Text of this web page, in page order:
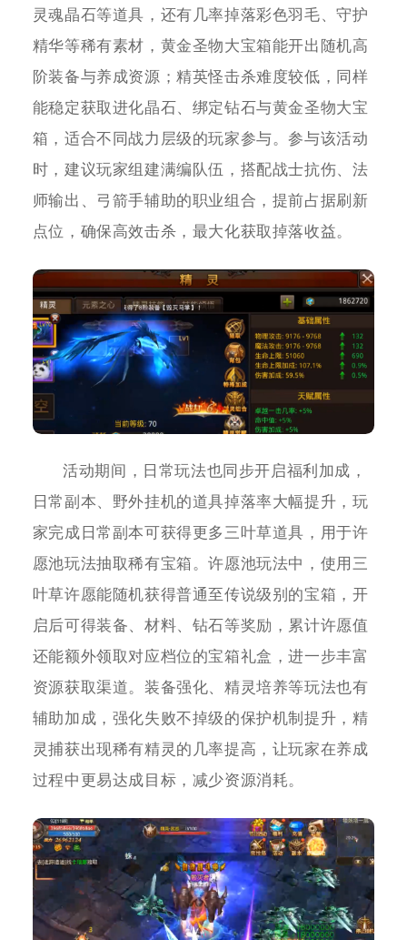
灵魂晶石等道具，还有几率掉落彩色羽毛、守护
精华等稀有素材，黄金圣物大宝箱能开出随机高
阶装备与养成资源；精英怪击杀难度较低，同样
能稳定获取进化晶石、绑定钻石与黄金圣物大宝
箱，适合不同战力层级的玩家参与。参与该活动
时，建议玩家组建满编队伍，搭配战士抗伤、法
师输出、弓箭手辅助的职业组合，提前占据刷新
点位，确保高效击杀，最大化获取掉落收益。
活动期间，日常玩法也同步开启福利加成，
日常副本、野外挂机的道具掉落率大幅提升，玩
家完成日常副本可获得更多三叶草道具，用于许
愿池玩法抽取稀有宝箱。许愿池玩法中，使用三
叶草许愿能随机获得普通至传说级别的宝箱，开
启后可得装备、材料、钻石等奖励，累计许愿值
还能额外领取对应档位的宝箱礼盒，进一步丰富
资源获取渠道。装备强化、精灵培养等玩法也有
辅助加成，强化失败不掉级的保护机制提升，精
灵捕获出现稀有精灵的几率提高，让玩家在养成
过程中更易达成目标，减少资源消耗。